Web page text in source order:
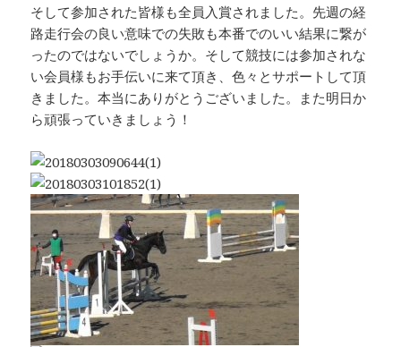
そして参加された皆様も全員入賞されました。先週の経
路走行会の良い意味での失敗も本番でのいい結果に繋が
ったのではないでしょうか。そして競技には参加されな
い会員様もお手伝いに来て頂き、色々とサポートして頂
きました。本当にありがとうございました。また明日か
ら頑張っていきましょう！